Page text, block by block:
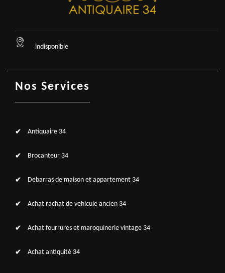
indisponible
Nos Services
Antiquaire 34
Brocanteur 34
Debarras de maison et appartement 34
Achat rachat de vehicule ancien 34
Achat fourrures et maroquinerie vintage 34
Achat antiquité 34